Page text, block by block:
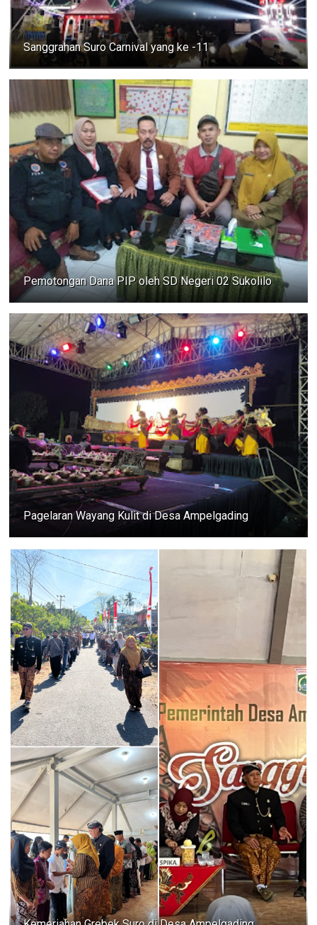
Sanggrahan Suro Carnival yang ke -11
Pemotongan Dana PIP oleh SD Negeri 02 Sukolilo
Pagelaran Wayang Kulit di Desa Ampelgading